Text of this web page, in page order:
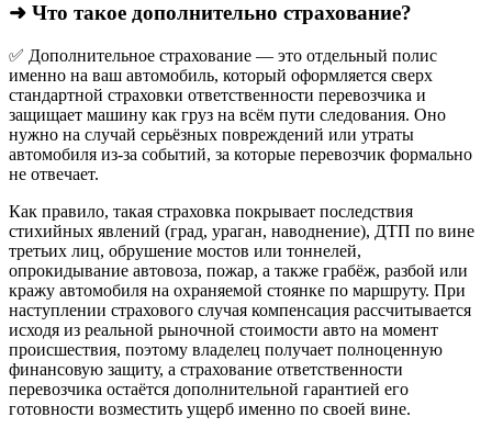
➜ Что такое дополнительно страхование?
✅ Дополнительное страхование — это отдельный полис
именно на ваш автомобиль, который оформляется сверх
стандартной страховки ответственности перевозчика и
защищает машину как груз на всём пути следования. Оно
нужно на случай серьёзных повреждений или утраты
автомобиля из‑за событий, за которые перевозчик формально
не отвечает.​
Как правило, такая страховка покрывает последствия
стихийных явлений (град, ураган, наводнение), ДТП по вине
третьих лиц, обрушение мостов или тоннелей,
опрокидывание автовоза, пожар, а также грабёж, разбой или
кражу автомобиля на охраняемой стоянке по маршруту. При
наступлении страхового случая компенсация рассчитывается
исходя из реальной рыночной стоимости авто на момент
происшествия, поэтому владелец получает полноценную
финансовую защиту, а страхование ответственности
перевозчика остаётся дополнительной гарантией его
готовности возместить ущерб именно по своей вине.